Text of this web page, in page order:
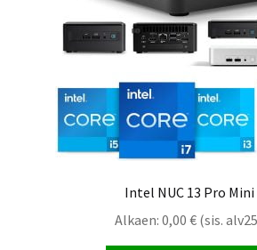
Intel NUC 13 Pro Mini
Alkaen: 0,00 €(sis.